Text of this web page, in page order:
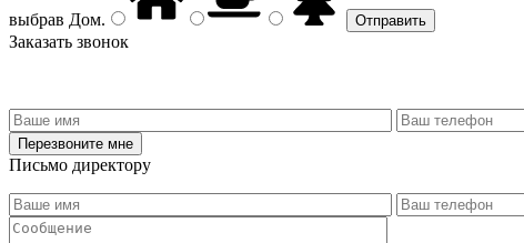
выбрав Дом.
Заказать звонок
Письмо директору